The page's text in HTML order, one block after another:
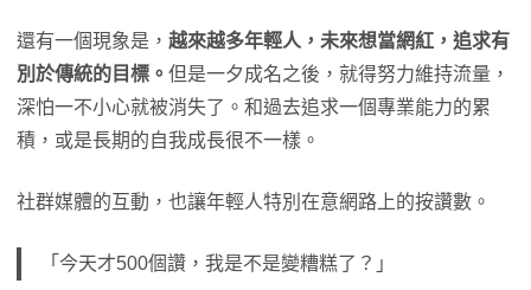
還有一個現象是， 越來越多年輕人，未來想當網紅，追求有
別於傳統的目標。 但是一夕成名之後，就得努力維持流量，
深怕一不小心就被消失了。和過去追求一個專業能力的累
積，或是長期的自我成長很不一樣。
社群媒體的互動，也讓年輕人特別在意網路上的按讚數。
「今天才500個讚，我是不是變糟糕了？」